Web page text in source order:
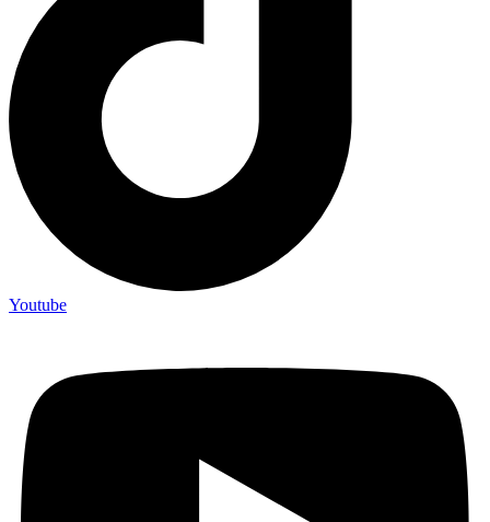
Youtube